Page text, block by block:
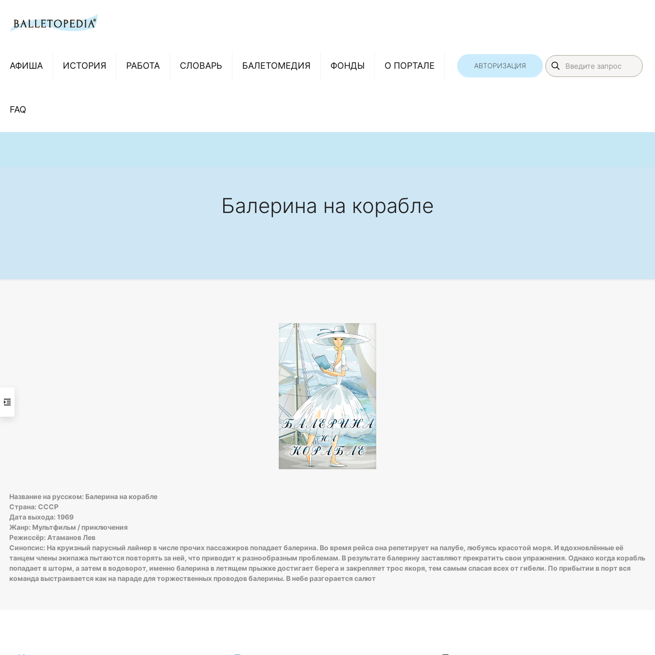
АФИША ИСТОРИЯ РАБОТА СЛОВАРЬ БАЛЕТОМЕДИЯ ФОНДЫ О ПОРТАЛЕ
FAQ
АВТОРИЗАЦИЯ
Балерина на корабле
Название на русском: Балерина на корабле
Страна: СССР
Дата выхода: 1969
Жанр: Мультфильм / приключения
Режиссёр: Атаманов Лев
Синопсис: На круизный парусный лайнер в числе прочих пассажиров попадает балерина. Во время рейса она репетирует на палубе, любуясь красотой моря. И вдохновлённые её
танцем члены экипажа пытаются повторять за ней, что приводит к разнообразным проблемам. В результате балерину заставляют прекратить свои упражнения. Однако когда корабль
попадает в шторм, а затем в водоворот, именно балерина в летящем прыжке достигает берега и закрепляет трос якоря, тем самым спасая всех от гибели. По прибытии в порт вся
команда выстраивается как на параде для торжественных проводов балерины. В небе разгорается салют